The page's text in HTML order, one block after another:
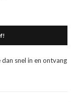
snel in en ontvang